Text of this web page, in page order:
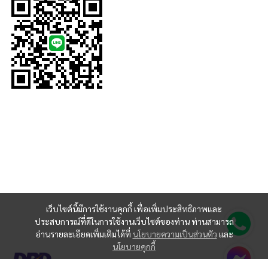
เว็บไซต์นี้มีการใช้งานคุกกี้ เพื่อเพิ่มประสิทธิภาพและ
ประสบการณ์ที่ดีในการใช้งานเว็บไซต์ของท่าน ท่านสามารถ
อ่านรายละเอียดเพิ่มเติมได้ที่ นโยบายความเป็นส่วนตัว และ
นโยบายคุกกี้